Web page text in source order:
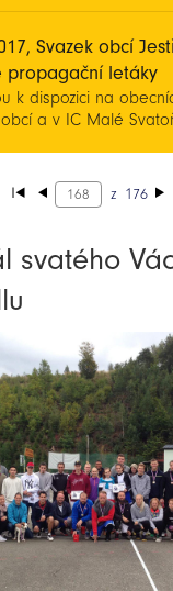
Svazek obcí
propagační letáky
k dispozici na
a v IC Malé
z 176
svatého